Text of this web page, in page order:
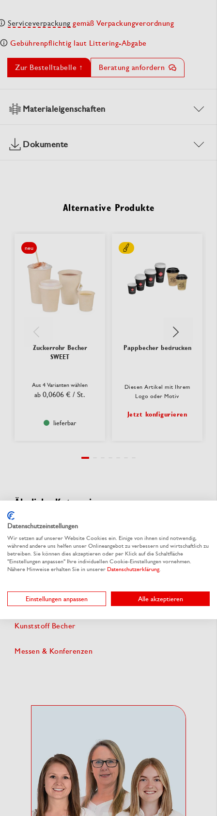
Serviceverpackung gemäß Verpackungverordnung
Gebührenpflichtig laut Littering-Abgabe
Zur Bestelltabelle ↑ Beratung anfordern
Materialeigenschaften
Dokumente
Alternative Produkte
neu
Zuckerrohr Becher
SWEET
Aus 4 Varianten wählen
ab 0,0606 € / St.
lieferbar
Pappbecher bedrucken
Diesen Artikel mit Ihrem
Logo oder Motiv
Jetzt konfigurieren
Ähnliche Kategorien
Coffee to-go
Getränkebecher
Eventgastronomie & Catering Zubehör
Kunststoff Becher
Messen & Konferenzen
Datenschutzeinstellungen
Wir setzen auf unserer Website Cookies ein. Einige von ihnen sind notwendig,
während andere uns helfen unser Onlineangebot zu verbessern und wirtschaftlich zu
betreiben. Sie können dies akzeptieren oder per Klick auf die Schaltfläche
"Einstellungen anpassen" Ihre individuellen Cookie-Einstellungen vornehmen.
Nähere Hinweise erhalten Sie in unserer Datenschutzerklärung.
Einstellungen anpassen Alle akzeptieren